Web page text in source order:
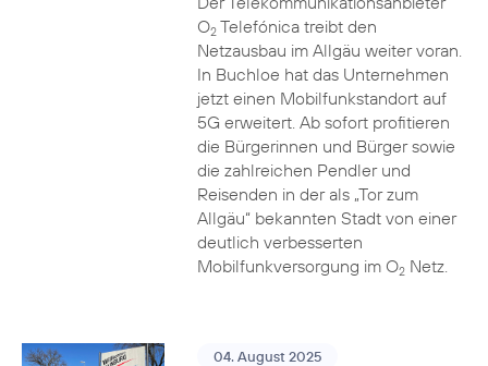
O2Telefónica treibt den
Netzausbau im Allgäu weiter voran.
In Buchloe hat das Unternehmen
jetzt einen Mobilfunkstandort auf
5G erweitert. Ab sofort profitieren
die Bürgerinnen und Bürger sowie
die zahlreichen Pendler und
Reisenden in der als „Tor zum
Allgäu“ bekannten Stadt von einer
deutlich verbesserten
Mobilfunkversorgung im O2Netz.
04. August 2025